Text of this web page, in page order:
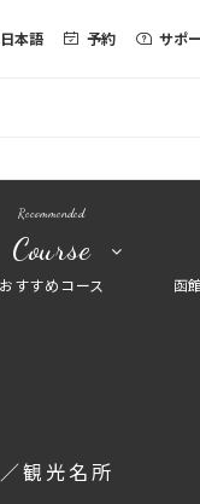
日本語 予約 サポ
Recommended
Course
おすすめコース 函
観光名所